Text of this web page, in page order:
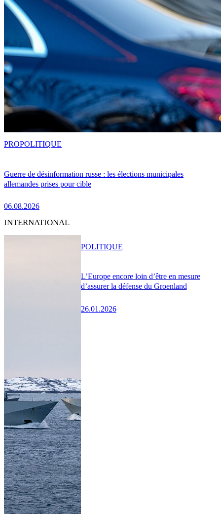
Guerre de désinformation russe : les élections municipales
allemandes prises pour cible
06.08.2026
PROPOLITIQUE
INTERNATIONAL
L’Europe encore loin d’être en mesure
d’assurer la défense du Groenland
26.01.2026
POLITIQUE